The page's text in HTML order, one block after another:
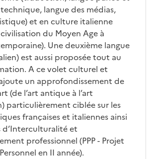
ur
e
langue des médias,
et en culture italienne
du Moyen Age à
Une deuxième langue
est aussi proposée tout au
A ce volet culturel et
un approfondissement de
(de l’art antique à l’art
particulièrement ciblée sur les
françaises et italiennes ainsi
d’Interculturalité et
professionnel (PPP - Projet
en II année).